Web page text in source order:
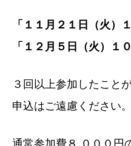
「１１月２１日（火）
「１２月５日（火）１
３回以上参加したこと
申込はご遠慮ください。